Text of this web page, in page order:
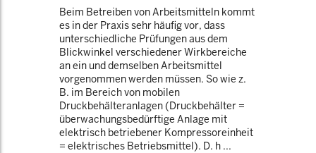
Beim Betreiben von Arbeitsmitteln kommt
es in der Praxis sehr häufig vor, dass
unterschiedliche Prüfungen aus dem
Blickwinkel verschiedener Wirkbereiche
an ein und demselben Arbeitsmittel
vorgenommen werden müssen. So wie z.
B. im Bereich von mobilen
Druckbehälteranlagen (Druckbehälter =
überwachungsbedürftige Anlage mit
elektrisch betriebener Kompressoreinheit
= elektrisches Betriebsmittel). D. h ...